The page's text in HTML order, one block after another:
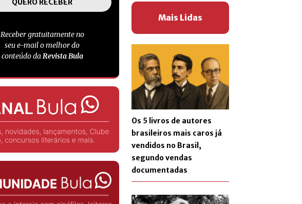
Receber gratuitamente no
seu e-mail o melhor do
conteúdo daRevista Bula
Mais Lidas
Os 5 livros de autores
brasileiros mais caros já
vendidos no Brasil,
segundo vendas
documentadas